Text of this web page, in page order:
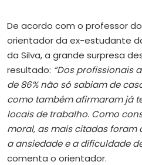
De acordo com o professor
orientador da ex-estudante da
da Silva, a grande surpresa
resultado: “Dos profissionais
de 86% não só sabiam de
como também afirmaram já
locais de trabalho. Como
moral, as mais citadas foram
a ansiedade e a dificuldade
comenta o orientador.